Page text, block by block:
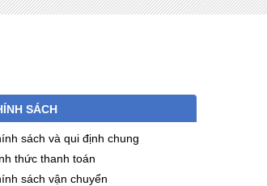
SÁCH
sách và qui định chung
thức thanh toán
sách vận chuyển